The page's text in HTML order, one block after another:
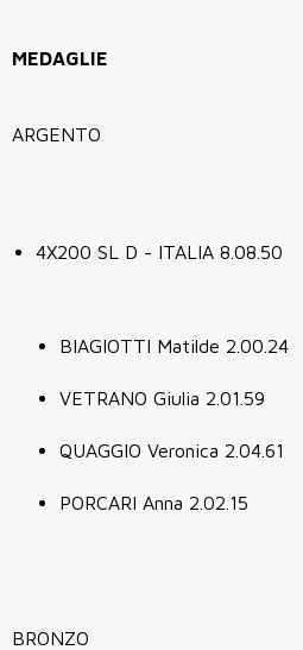
MEDAGLIE
ARGENTO
4X200 SL D - ITALIA 8.08.50
BIAGIOTTI Matilde 2.00.24
VETRANO Giulia 2.01.59
QUAGGIO Veronica 2.04.61
PORCARI Anna 2.02.15
BRONZO